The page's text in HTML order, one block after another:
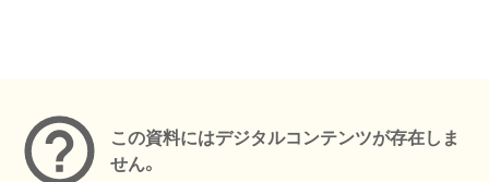
この資料にはデジタルコンテンツが存在しま
せん。